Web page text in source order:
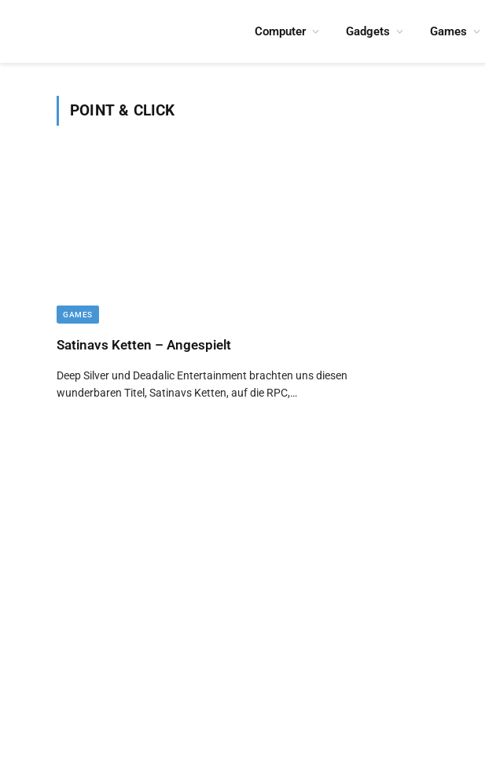
Computer Gadgets Games
POINT & CLICK
GAMES
Satinavs Ketten – Angespielt
Deep Silver und Deadalic Entertainment brachten uns diesen
wunderbaren Titel, Satinavs Ketten, auf die RPC,…